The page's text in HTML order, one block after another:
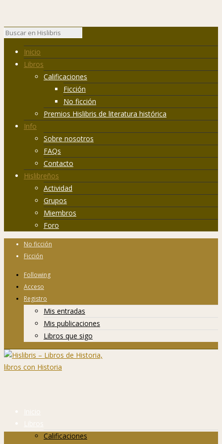
Inicio
Libros
Calificaciones
Ficción
No ficción
Premios Hislibris de literatura histórica
Info
Sobre nosotros
FAQs
Contacto
Hislibreños
Actividad
Grupos
Miembros
Foro
No ficción
Ficción
Following
Acceso
Registro
Mis entradas
Mis publicaciones
Libros que sigo
Inicio
Libros
Calificaciones